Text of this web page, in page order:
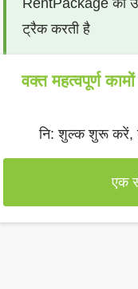
ट्रैक करती है
वक्त महत्वपूर्ण
नि: शुल्क शुरू करें,
एक